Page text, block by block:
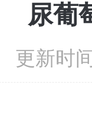
尿葡
更新时